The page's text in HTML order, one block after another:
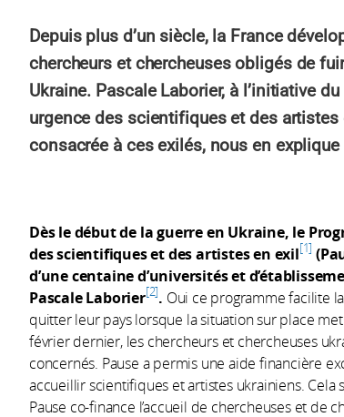
Depuis plus d’un siècle, la France
chercheurs et chercheuses obligés de
Ukraine. Pascale Laborier, à l’initiative
urgence des scientifiques et des artistes
consacrée à ces exilés, nous en
Dès le début de la guerre en Ukraine, le
des scientifiques et des artistes en exil 1
d’une centaine d’universités et
Pascale Laborier 2 . Oui ce programme facilite
quitter leur pays lorsque la situation sur place
février dernier, les chercheurs et chercheuses
concernés. Pause a permis une aide financière
accueillir scientifiques et artistes ukrainiens. Cela
Pause co-finance l’accueil de chercheuses et de